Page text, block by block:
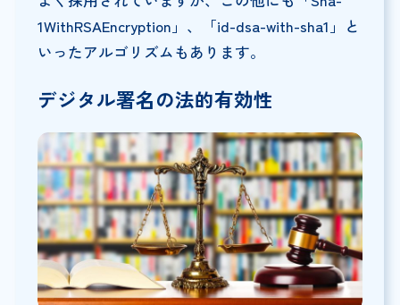
1WithRSAEncryption」、「id-dsa-with-sha1」と
いったアルゴリズムもあります。
デジタル署名の法的有効性